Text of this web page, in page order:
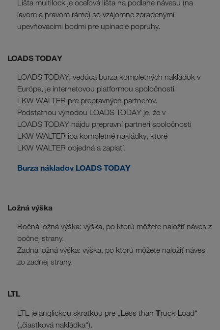
Lišta multilock je oceľová lišta na podlahe návesu (na
ľavom a pravom ráme) so vzájomne zoradenými
upevňovacími bodmi pre upínacie popruhy.
LOADS TODAY
LOADS TODAY, vedúca burza kompletných nakládok v
Európe, je internetovou platformou spoločnosti
LKW WALTER pre prepravných partnerov.
Podstatnou výhodou LOADS TODAY je, že v
LOADS TODAY nájdu prepravní partneri spoločnosti
LKW WALTER iba kompletné nakládky, ktoré
LKW WALTER objedná a zaplatí.
Burza nákladov LOADS TODAY
Ložná výška
Bočná ložná výška: výška, po ktorú môžete naložiť náves z
bočnej strany.
Zadná ložná výška: výška, po ktorú môžete naložiť náves
zo zadnej strany.
LTL
LTL je anglickou skratkou pre „Less than Truck Load“
(„čiastková nakládka“).